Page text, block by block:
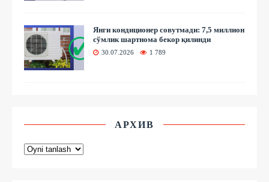
Янги кондиционер совутмади: 7,5 миллион
сўмлик шартнома бекор қилинди
30.07.2026 1 789
АРХИВ